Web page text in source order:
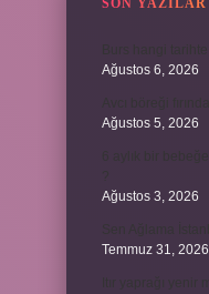
SON YAZILAR
Ağustos 6, 2026
Ağustos 5, 2026
Ağustos 3, 2026
Temmuz 31, 2026